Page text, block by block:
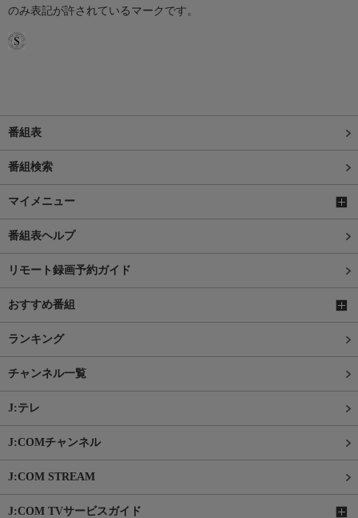
のみ表記が許されているマークです。
番組表
番組検索
マイメニュー
番組表ヘルプ
リモート録画予約ガイド
おすすめ番組
ランキング
チャンネル一覧
J:テレ
J:COMチャンネル
J:COM STREAM
J:COM TVサービスガイド